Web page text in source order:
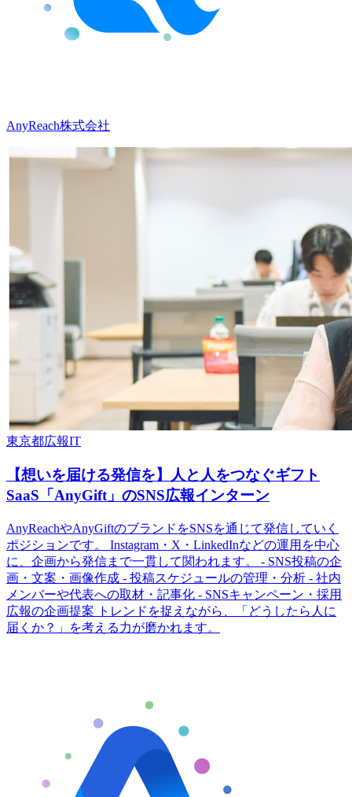
AnyReach株式会社
東京都広報IT
【想いを届ける発信を】人と人をつなぐギフト
SaaS「AnyGift」のSNS広報インターン
AnyReachやAnyGiftのブランドをSNSを通じて発信していく
ポジションです。 Instagram・X・LinkedInなどの運用を中心
に、企画から発信まで一貫して関われます。 - SNS投稿の企
画・文案・画像作成 - 投稿スケジュールの管理・分析 - 社内
メンバーや代表への取材・記事化 - SNSキャンペーン・採用
広報の企画提案 トレンドを捉えながら、「どうしたら人に
届くか？」を考える力が磨かれます。